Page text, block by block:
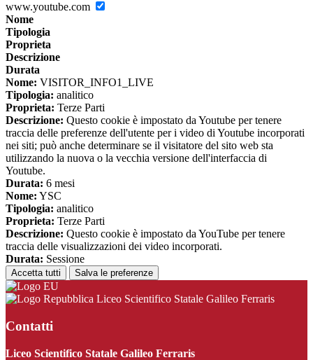
www.youtube.com
Nome
Tipologia
Proprieta
Descrizione
Durata
Nome: VISITOR_INFO1_LIVE
Tipologia: analitico
Proprieta: Terze Parti
Descrizione: Questo cookie è impostato da Youtube per tenere
traccia delle preferenze dell'utente per i video di Youtube incorporati
nei siti; può anche determinare se il visitatore del sito web sta
utilizzando la nuova o la vecchia versione dell'interfaccia di
Youtube.
Durata: 6 mesi
Nome: YSC
Tipologia: analitico
Proprieta: Terze Parti
Descrizione: Questo cookie è impostato da YouTube per tenere
traccia delle visualizzazioni dei video incorporati.
Durata: Sessione
Accetta tutti Salva le preferenze
Liceo Scientifico Statale Galileo Ferraris
Contatti
Liceo Scientifico Statale Galileo Ferraris